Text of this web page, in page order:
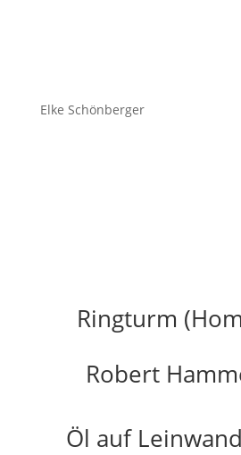
Elke Schönberger
Ringturm
Robert
Öl auf